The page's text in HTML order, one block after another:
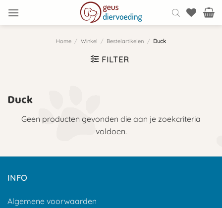
naar
Home / Winkel / Bestelartikelen / Duck
FILTER
Duck
Geen producten gevonden die aan je zoekcriteria
voldoen.
INFO
Algemene voorwaarden